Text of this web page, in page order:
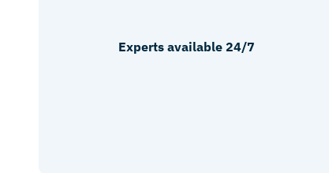
Experts available 24/7